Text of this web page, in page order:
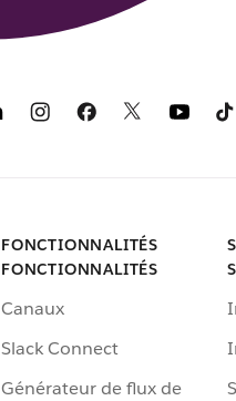
FONCTIONNALITÉS
FONCTIONNALITÉS
Canaux
Slack Connect
Générateur de flux de